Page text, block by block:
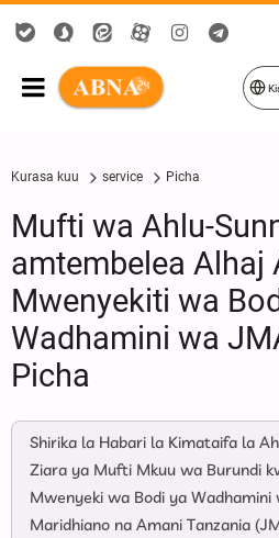
Kurasa kuu service Picha
Mufti wa Ahlu-
amtembelea Alhaj
Mwenyekiti wa
Wadhamini wa
Picha
Shirika la Habari la Kimataifa la
Ziara ya Mufti Mkuu wa Burundi
Mwenyeki wa Bodi ya Wadhamini
Maridhiano na Amani Tanzania